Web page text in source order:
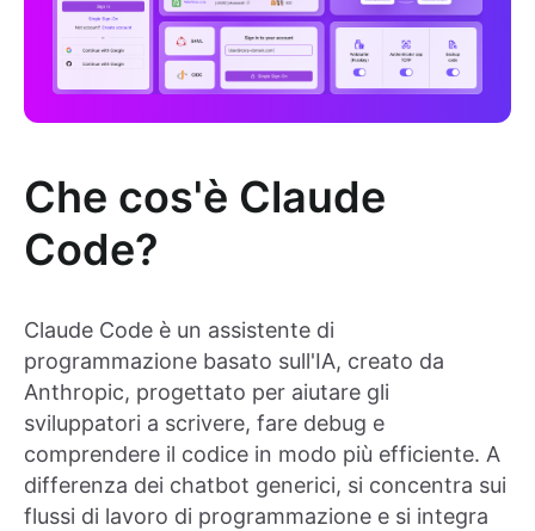
Che cos'è Claude
Code?
Claude Code è un assistente di
programmazione basato sull'IA, creato da
Anthropic, progettato per aiutare gli
sviluppatori a scrivere, fare debug e
comprendere il codice in modo più efficiente. A
differenza dei chatbot generici, si concentra sui
flussi di lavoro di programmazione e si integra